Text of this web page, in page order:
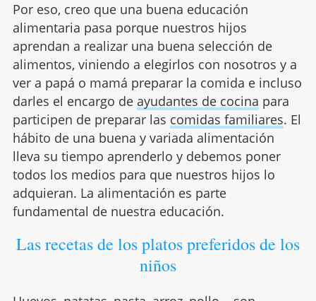
Por eso, creo que una buena educación
alimentaria pasa porque nuestros hijos
aprendan a realizar una buena selección de
alimentos, viniendo a elegirlos con nosotros y a
ver a papá o mamá preparar la comida e incluso
darles el encargo de ayudantes de cocina para
participen de preparar las comidas familiares. El
hábito de una buena y variada alimentación
lleva su tiempo aprenderlo y debemos poner
todos los medios para que nuestros hijos lo
adquieran. La alimentación es parte
fundamental de nuestra educación.
Las recetas de los platos preferidos de los
niños